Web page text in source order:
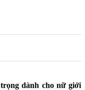
dành cho nữ giới